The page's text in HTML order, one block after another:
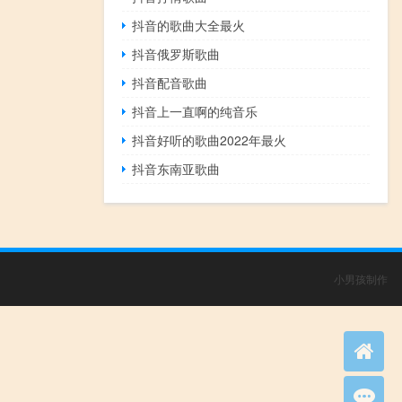
抖音的歌曲大全最火
抖音俄罗斯歌曲
抖音配音歌曲
抖音上一直啊的纯音乐
抖音好听的歌曲2022年最火
抖音东南亚歌曲
小男孩制作